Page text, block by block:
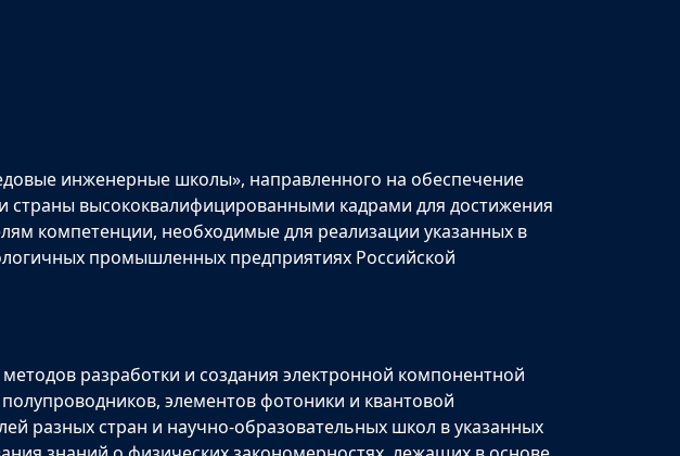
инженерные школы», направленного на обеспечение
страны высококвалифицированными кадрами для достижения
компетенции, необходимые для реализации указанных в
промышленных предприятиях Российской
разработки и создания электронной компонентной
элементов фотоники и квантовой
разных стран и научно-образовательных школ в указанных